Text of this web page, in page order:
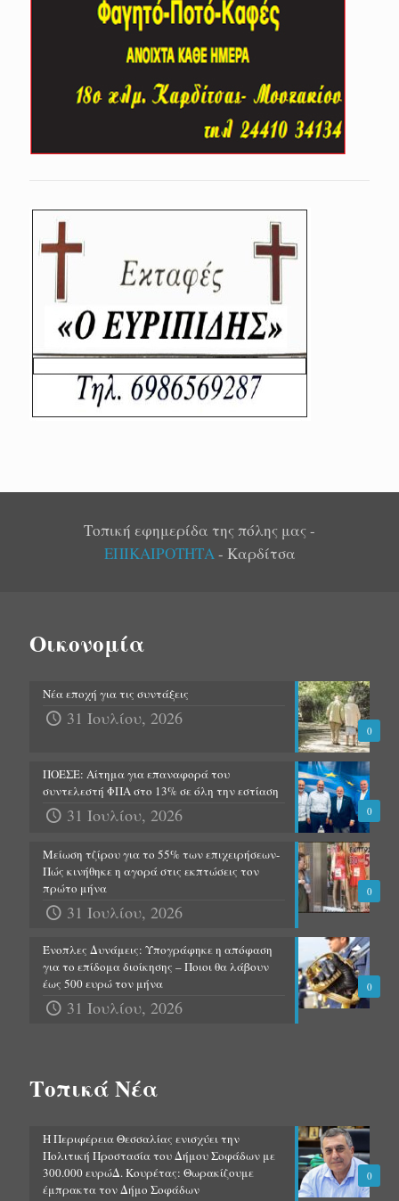
Τοπική εφημερίδα της πόλης μας -
ΕΠΙΚΑΙΡΟΤΗΤΑ- Καρδίτσα
Οικονομία
0
Νέα εποχή για τις συντάξεις
31 Ιουλίου, 2026
0
ΠΟΕΣΕ: Αίτημα για επαναφορά του
συντελεστή ΦΠΑ στο 13% σε όλη την εστίαση
31 Ιουλίου, 2026
0
Μείωση τζίρου για το 55% των επιχειρήσεων-
Πώς κινήθηκε η αγορά στις εκπτώσεις τον
πρώτο μήνα
31 Ιουλίου, 2026
0
Ένοπλες Δυνάμεις: Υπογράφηκε η απόφαση
για το επίδομα διοίκησης – Ποιοι θα λάβουν
έως 500 ευρώ τον μήνα
31 Ιουλίου, 2026
Τοπικά Νέα
0
Η Περιφέρεια Θεσσαλίας ενισχύει την
Πολιτική Προστασία του Δήμου Σοφάδων με
300.000 ευρώΔ. Κουρέτας: Θωρακίζουμε
έμπρακτα τον Δήμο Σοφάδων